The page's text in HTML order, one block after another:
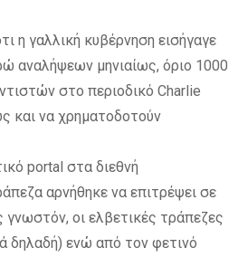
η γαλλική κυβέρνηση εισήγαγε
αναλήψεων μηνιαίως, όριο 1000
στο περιοδικό Charlie
και να χρηματοδοτούν
portal στα διεθνή
αρνήθηκε να επιτρέψει σε
γνωστόν, οι ελβετικές τράπεζες
δηλαδή) ενώ από τον φετινό